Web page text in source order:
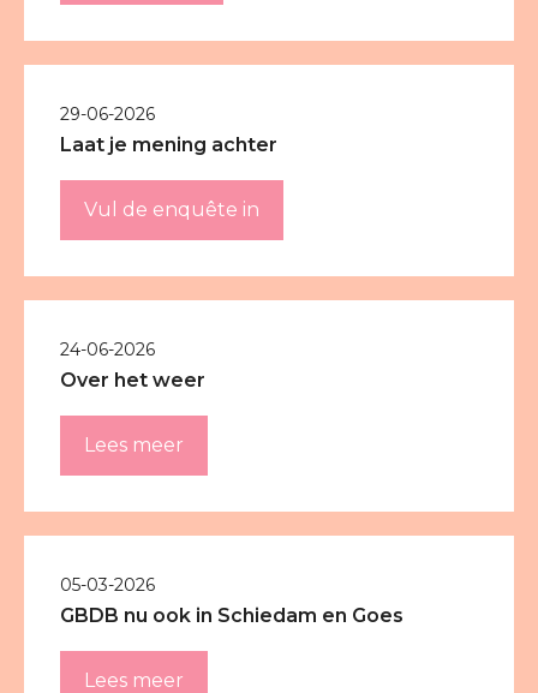
29-06-2026
Laat je mening achter
Vul de enquête in
24-06-2026
Over het weer
Lees meer
05-03-2026
GBDB nu ook in Schiedam en Goes
Lees meer